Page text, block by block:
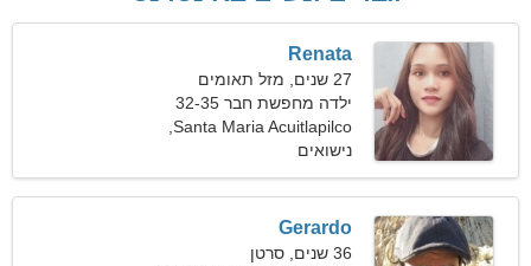
Renata
27 שנים, מזל תאומים
ילדה מחפשת חבר 32-35
מקסיקו
נישואים
Gerardo
36 שנים, סרטן